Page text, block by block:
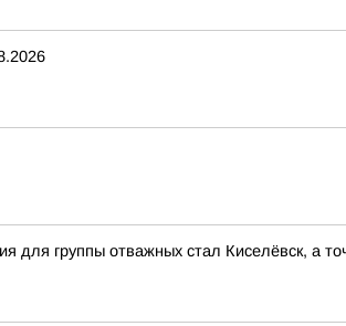
для группы отважных стал Киселёвск, а